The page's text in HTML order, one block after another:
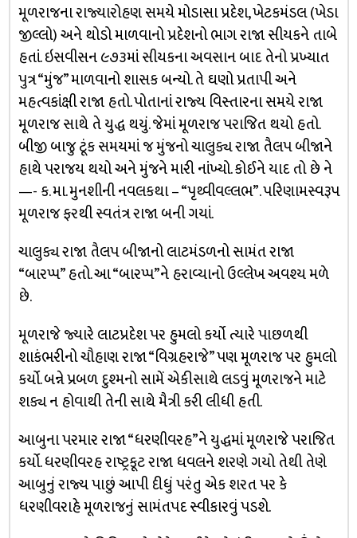
મૂળરાજના રાજ્યારોહણ સમયે મોડાસા પ્રદેશ, ખેટકમંડલ (ખેડા
જીલ્લો) અને થોડો માળવાનો પ્રદેશનો ભાગ રાજા સીયકને તાબે
હતાં. ઇસવીસન ૯૭૩માં સીયકના અવસાન બાદ તેનો પ્રખ્યાત
પુત્ર “મુંજ” માળવાનો શાસક બન્યો. તે ઘણો પ્રતાપી અને
મહત્વકાંક્ષી રાજા હતો. પોતાનાં રાજ્ય વિસ્તારના સમયે રાજા
મૂળરાજ સાથે તે યુદ્ધ થયું. જેમાં મૂળરાજ પરાજિત થયો હતો.
બીજી બાજુ ટૂંક સમયમાં જ મુંજનો ચાલુક્ય રાજા તૈલપ બીજાને
હાથે પરાજય થયો અને મુંજને મારી નાંખ્યો. કોઈને યાદ તો છે ને
—- ક. મા. મુનશીની નવલકથા – “પૃથ્વીવલ્લભ”. પરિણામસ્વરૂપ
મૂળરાજ ફરથી સ્વતંત્ર રાજા બની ગયાં.
ચાલુક્ય રાજા તૈલપ બીજાનો લાટમંડળનો સામંત રાજા
“બારપ્પ” હતો. આ “બારપ્પ”ને હરાવ્યાનો ઉલ્લેખ અવશ્ય મળે
છે.
મૂળરાજે જ્યારે લાટપ્રદેશ પર હુમલો કર્યો ત્યારે પાછળથી
શાકંભરીનો ચૌહાણ રાજા “વિગ્રહરાજે” પણ મૂળરાજ પર હુમલો
કર્યો. બન્ને પ્રબળ દુશ્મનો સામેં એકીસાથે લડવું મૂળરાજને માટે
શક્ય ન હોવાથી તેની સાથે મૈત્રી કરી લીધી હતી.
આબુના પરમાર રાજા “ધરણીવરહ”ને યુદ્ધમાં મૂળરાજે પરાજિત
કર્યો. ધરણીવરહ રાષ્ટ્રકૂટ રાજા ધવલને શરણે ગયો તેથી તેણે
આબુનું રાજ્ય પાછું આપી દીધું પરંતુ એક શરત પર કે
ધરણીવરાહે મૂળરાજનું સામંતપદ સ્વીકારવું પડશે.